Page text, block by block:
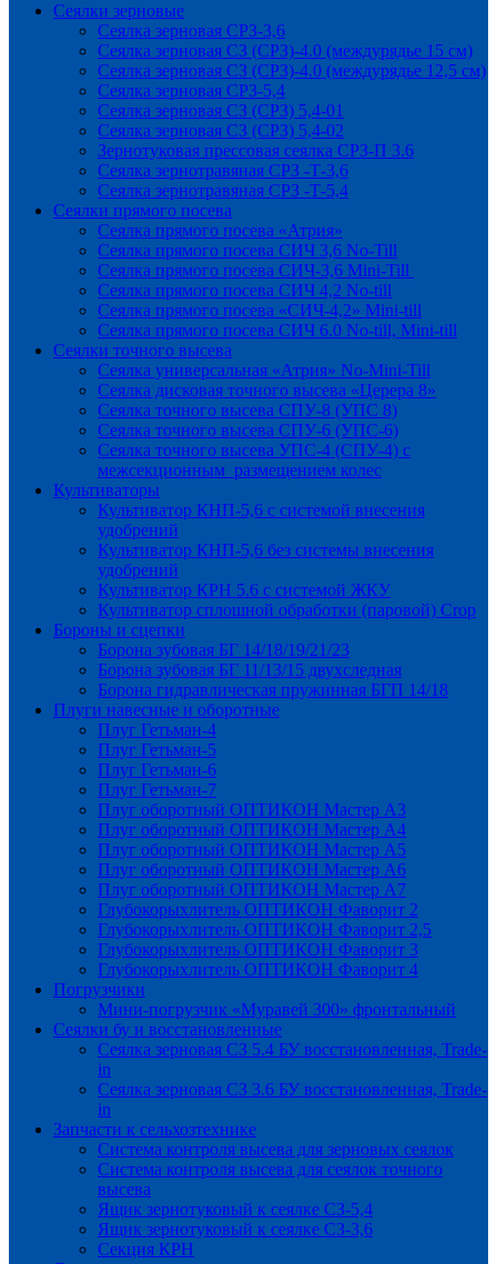
Сеялки зерновые
Сеялка зерновая СРЗ-3,6
Сеялка зерновая СЗ (СРЗ)-4.0 (междурядье 15 см)
Сеялка зерновая СЗ (СРЗ)-4.0 (междурядье 12,5 см)
Сеялка зерновая СРЗ-5,4
Сеялка зерновая СЗ (СРЗ) 5,4-01
Сеялка зерновая СЗ (СРЗ) 5,4-02
Зернотуковая прессовая сеялка СРЗ-П 3.6
Сеялка зернотравяная СРЗ -Т-3,6
Сеялка зернотравяная СРЗ -Т-5,4
Сеялки прямого посева
Сеялка прямого посева «Атрия»
Сеялка прямого посева СИЧ 3,6 No-Till
Сеялка прямого посева СИЧ-3,6 Mini-Till
Сеялка прямого посева СИЧ 4,2 No-till
Сеялка прямого посева «СИЧ-4,2» Mini-till
Сеялка прямого посева СИЧ 6.0 No-till, Mini-till
Сеялки точного высева
Сеялка универсальная «Атрия» No-Mini-Till
Сеялка дисковая точного высева «Церера 8»
Сеялка точного высева СПУ-8 (УПС 8)
Сеялка точного высева СПУ-6 (УПС-6)
Сеялка точного высева УПС-4 (СПУ-4) с
межсекционным размещением колес
Культиваторы
Культиватор КНП-5,6 с системой внесения
удобрений
Культиватор КНП-5,6 без системы внесения
удобрений
Культиватор КРН 5.6 с системой ЖКУ
Культиватор сплошной обработки (паровой) Crop
Бороны и сцепки
Борона зубовая БГ 14/18/19/21/23
Борона зубовая БГ 11/13/15 двухследная
Борона гидравлическая пружинная БГП 14/18
Плуги навесные и оборотные
Плуг Гетьман-4
Плуг Гетьман-5
Плуг Гетьман-6
Плуг Гетьман-7
Плуг оборотный ОПТИКОН Мастер А3
Плуг оборотный ОПТИКОН Мастер А4
Плуг оборотный ОПТИКОН Мастер А5
Плуг оборотный ОПТИКОН Мастер А6
Плуг оборотный ОПТИКОН Мастер А7
Глубокорыхлитель ОПТИКОН Фаворит 2
Глубокорыхлитель ОПТИКОН Фаворит 2,5
Глубокорыхлитель ОПТИКОН Фаворит 3
Глубокорыхлитель ОПТИКОН Фаворит 4
Погрузчики
Мини-погрузчик «Муравей 300» фронтальный
Сеялки бу и восстановленные
Сеялка зерновая СЗ 5.4 БУ восстановленная, Trade-
in
Сеялка зерновая СЗ 3.6 БУ восстановленная, Trade-
in
Запчасти к сельхозтехнике
Система контроля высева для зерновых сеялок
Система контроля высева для сеялок точного
высева
Ящик зернотуковый к сеялке СЗ-5,4
Ящик зернотуковый к сеялке СЗ-3,6
Секция КРН